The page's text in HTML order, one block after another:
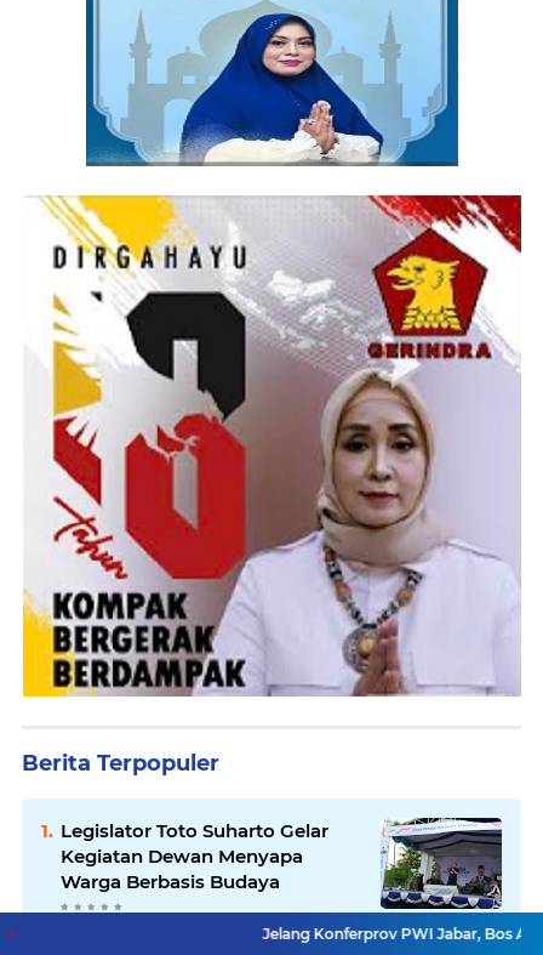
Berita Terpopuler
Legislator Toto Suharto Gelar
Kegiatan Dewan Menyapa
Warga Berbasis Budaya
Minim Anggaran Garut Undur
Jelang Konferprov PWI Jabar, Bos Ayo Media